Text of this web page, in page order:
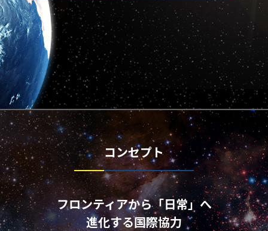
コンセプト
フロンティアから「日常」へ
進化する国際協力